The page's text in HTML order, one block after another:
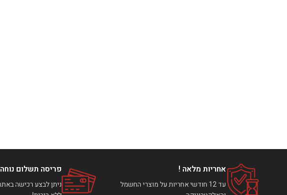
אחריות מלאה !
עד 12 חודשי אחריות על מוצרי החשמל
פריסה תשלום נוחה